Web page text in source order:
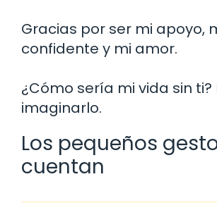
Gracias por ser mi apoyo,
confidente y mi amor.
¿Cómo sería mi vida sin ti?
imaginarlo.
Los pequeños
cuentan